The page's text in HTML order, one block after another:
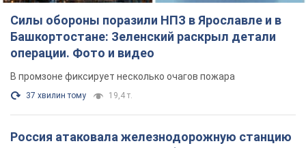
В результате удара БПЛА были повреждены вокзал,
контактная сеть и подвижной состав; движение поездов до
станции временно приостановлено
2 години тому 2,3 т.
ВАКС избрал меру пресечения экс-послу
Украины в США Стефанишиной: что известно о
деле